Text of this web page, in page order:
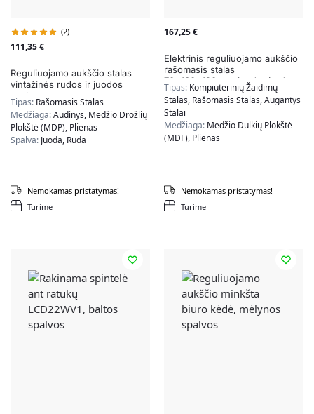
(2)
111,35€
Reguliuojamo aukščio stalas
vintažinės rudos ir juodos
spalvos
Tipas: Rašomasis Stalas
Medžiaga:Audinys, Medžio Drožlių
Plokštė (MDP), Plienas
Spalva: Juoda, Ruda
Turime
Nemokamas pristatymas!
167,25€
Elektrinis reguliuojamo aukščio
rašomasis stalas
70x160x120cm., juodos/rudos
spalvos
Tipas: Kompiuterinių Žaidimų
Stalas, Rašomasis Stalas, Augantys
Stalai
Medžiaga: Medžio Dulkių Plokštė
(MDF), Plienas
Turime
Nemokamas pristatymas!